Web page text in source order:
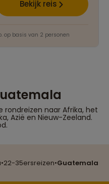
•22-35ersreizen•Guatemala
Bekijk reis
op basis van 2 personen
rondreizen naar Afrika, het
Azië en Nieuw-Zeeland.